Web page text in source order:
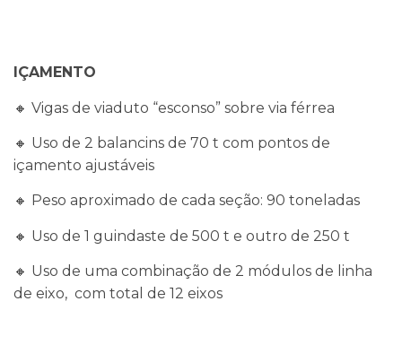
IÇAMENTO
🔸 Vigas de viaduto “esconso” sobre via férrea
🔸 Uso de 2 balancins de 70 t com pontos de
içamento ajustáveis
🔸 Peso aproximado de cada seção: 90 toneladas
🔸 Uso de 1 guindaste de 500 t e outro de 250 t
🔸 Uso de uma combinação de 2 módulos de linha
de eixo, com total de 12 eixos